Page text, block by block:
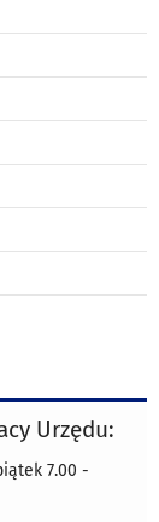
Urzędu:
7.00 -